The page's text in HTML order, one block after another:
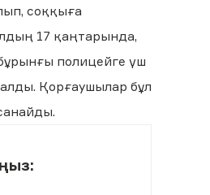
соққыға
17 қаңтарында,
полицейге үш
Қорғаушылар бұл